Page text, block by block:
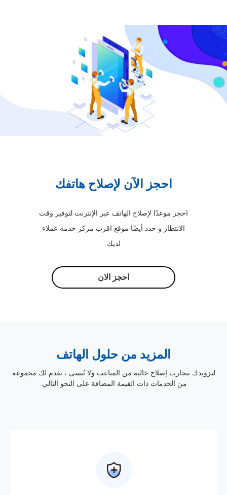
احجز الآن لإصلاح هاتفك
احجز موعدًا لإصلاح الهاتف عبر الإنترنت لتوفير وقت
الانتظار و حدد أيضًا موقع اقرب مركز خدمه عملاء
لديك
احجز الان
المزيد من حلول الهاتف
لتزويدك بتجارب إصلاح خالية من المتاعب ولا تُنسى ، نقدم لك مجموعة
من الخدمات ذات القيمة المضافة على النحو التالي.